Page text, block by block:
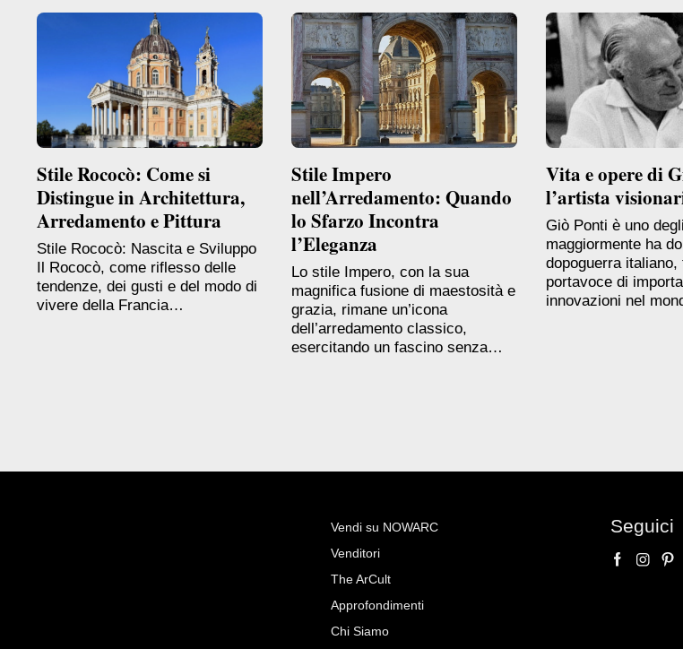
Stile Rococò: Come si
Distingue in Architettura,
Arredamento e Pittura
Stile Rococò: Nascita e Sviluppo
Il Rococò, come riflesso delle
tendenze, dei gusti e del modo di
vivere della Francia…
Stile Impero
nell’Arredamento: Quando
lo Sfarzo Incontra
l’Eleganza
Lo stile Impero, con la sua
magnifica fusione di maestosità e
grazia, rimane un’icona
dell’arredamento classico,
esercitando un fascino senza…
Vita e opere di
l’artista
Giò Ponti è uno
maggiormente ha
dopoguerra italiano,
portavoce di
innovazioni nel
Richiedi Maggiori Info su
Scultura in bronzo mercurio
Vendi su NOWARC
Venditori
The ArCult
Approfondimenti
Chi Siamo
Seguici